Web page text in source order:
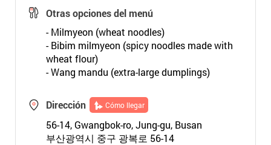
Otras opciones del menú
- Milmyeon (wheat noodles)
- Bibim milmyeon (spicy noodles made with
wheat flour)
- Wang mandu (extra-large dumplings)
Dirección Cómo llegar
56-14, Gwangbok-ro, Jung-gu, Busan
부산광역시 중구 광복로 56-14